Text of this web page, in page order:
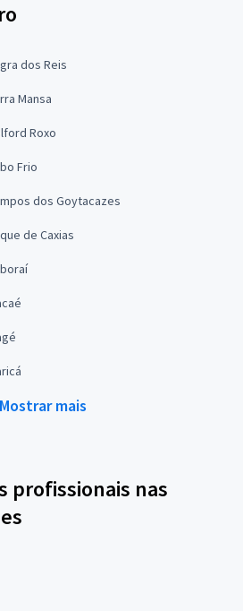
dos Reis
Mansa
Roxo
Frio
dos Goytacazes
de Caxias
Mostrar mais
profissionais nas